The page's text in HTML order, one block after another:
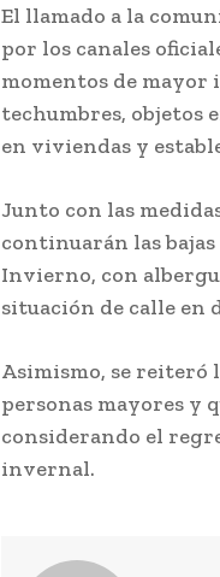
El llamado a la
por los canales
momentos de
techumbres, objetos
en viviendas y
Junto con las
continuarán las
Invierno, con
situación de calle en
Asimismo, se reiteró
personas mayores y
considerando el
invernal.